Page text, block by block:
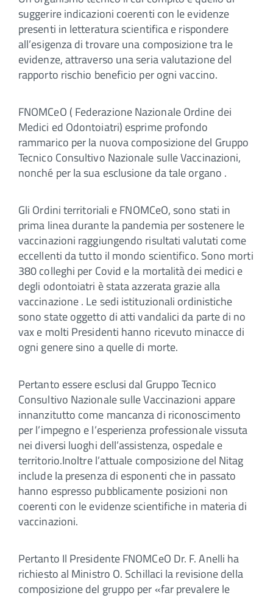
suggerire indicazioni coerenti con le evidenze
presenti in letteratura scientifica e rispondere
all’esigenza di trovare una composizione tra le
evidenze, attraverso una seria valutazione del
rapporto rischio beneficio per ogni vaccino.
FNOMCeO ( Federazione Nazionale Ordine dei
Medici ed Odontoiatri) esprime profondo
rammarico per la nuova composizione del Gruppo
Tecnico Consultivo Nazionale sulle Vaccinazioni,
nonché per la sua esclusione da tale organo .
Gli Ordini territoriali e FNOMCeO, sono stati in
prima linea durante la pandemia per sostenere le
vaccinazioni raggiungendo risultati valutati come
eccellenti da tutto il mondo scientifico. Sono morti
380 colleghi per Covid e la mortalità dei medici e
degli odontoiatri è stata azzerata grazie alla
vaccinazione . Le sedi istituzionali ordinistiche
sono state oggetto di atti vandalici da parte di no
vax e molti Presidenti hanno ricevuto minacce di
ogni genere sino a quelle di morte.
Pertanto essere esclusi dal Gruppo Tecnico
Consultivo Nazionale sulle Vaccinazioni appare
innanzitutto come mancanza di riconoscimento
per l’impegno e l’esperienza professionale vissuta
nei diversi luoghi dell’assistenza, ospedale e
territorio.Inoltre l’attuale composizione del Nitag
include la presenza di esponenti che in passato
hanno espresso pubblicamente posizioni non
coerenti con le evidenze scientifiche in materia di
vaccinazioni.
Pertanto Il Presidente FNOMCeO Dr. F. Anelli ha
richiesto al Ministro O. Schillaci la revisione della
composizione del gruppo per «far prevalere le